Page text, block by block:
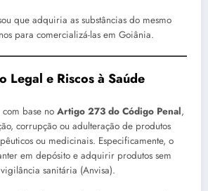
que adquiria as substâncias do mesmo
para comercializá-las em Goiânia.
Legal e Riscos à Saúde
base no Artigo 273 do Código Penal,
corrupção ou adulteração de produtos
ou medicinais. Especificamente, o
em depósito e adquirir produtos sem
sanitária (Anvisa).